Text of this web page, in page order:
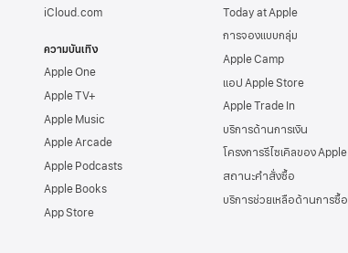
iCloud.com
ความบันเทิง
Apple One
Apple TV+
Apple Music
Apple Arcade
Apple Podcasts
Apple Books
App Store
Today at Apple
การจองแบบกลุ่ม
Apple Camp
แอป Apple Store
Apple Trade In
บริการด้านการเงิน
โครงการรีไซเคิลของ Apple
สถานะคำสั่งซื้อ
บริการช่วยเหลือด้านการซื้อ